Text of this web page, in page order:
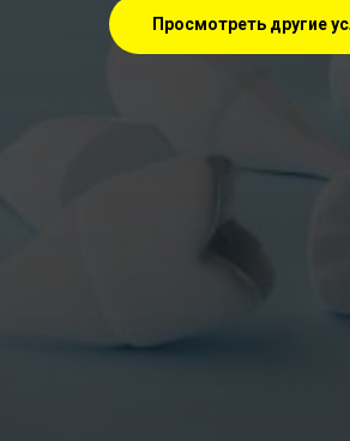
Просмотреть другие